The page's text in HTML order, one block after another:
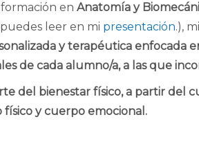
en Anatomía y
leer en mi presentación.),
y terapéutica enfocada
de cada alumno/a, a las que
del bienestar físico, a partir del
y cuerpo emocional.